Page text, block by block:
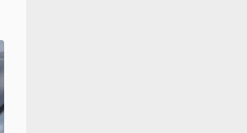
de Privacidade do Canaltech.